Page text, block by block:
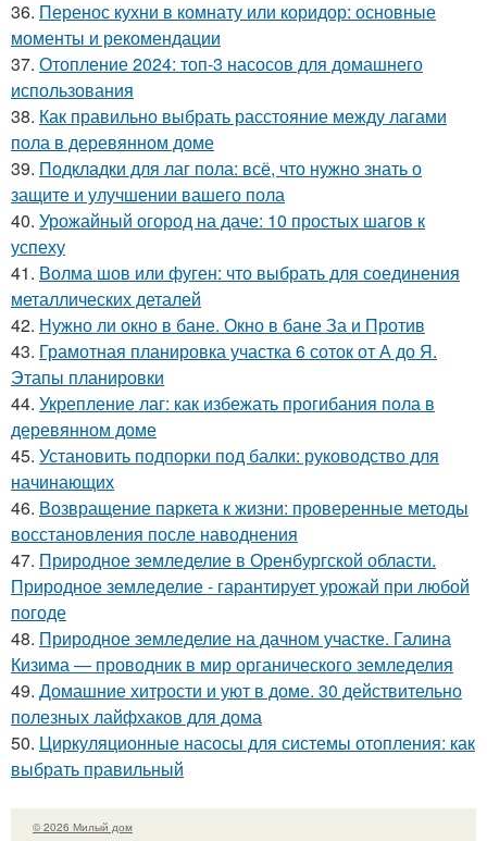
36. Перенос кухни в комнату или коридор: основные
моменты и рекомендации
37. Отопление 2024: топ-3 насосов для домашнего
использования
38. Как правильно выбрать расстояние между лагами
пола в деревянном доме
39. Подкладки для лаг пола: всё, что нужно знать о
защите и улучшении вашего пола
40. Урожайный огород на даче: 10 простых шагов к
успеху
41. Волма шов или фуген: что выбрать для соединения
металлических деталей
42. Нужно ли окно в бане. Окно в бане За и Против
43. Грамотная планировка участка 6 соток от А до Я.
Этапы планировки
44. Укрепление лаг: как избежать прогибания пола в
деревянном доме
45. Установить подпорки под балки: руководство для
начинающих
46. Возвращение паркета к жизни: проверенные методы
восстановления после наводнения
47. Природное земледелие в Оренбургской области.
Природное земледелие - гарантирует урожай при любой
погоде
48. Природное земледелие на дачном участке. Галина
Кизима — проводник в мир органического земледелия
49. Домашние хитрости и уют в доме. 30 действительно
полезных лайфхаков для дома
50. Циркуляционные насосы для системы отопления: как
выбрать правильный
© 2026 Милый дом